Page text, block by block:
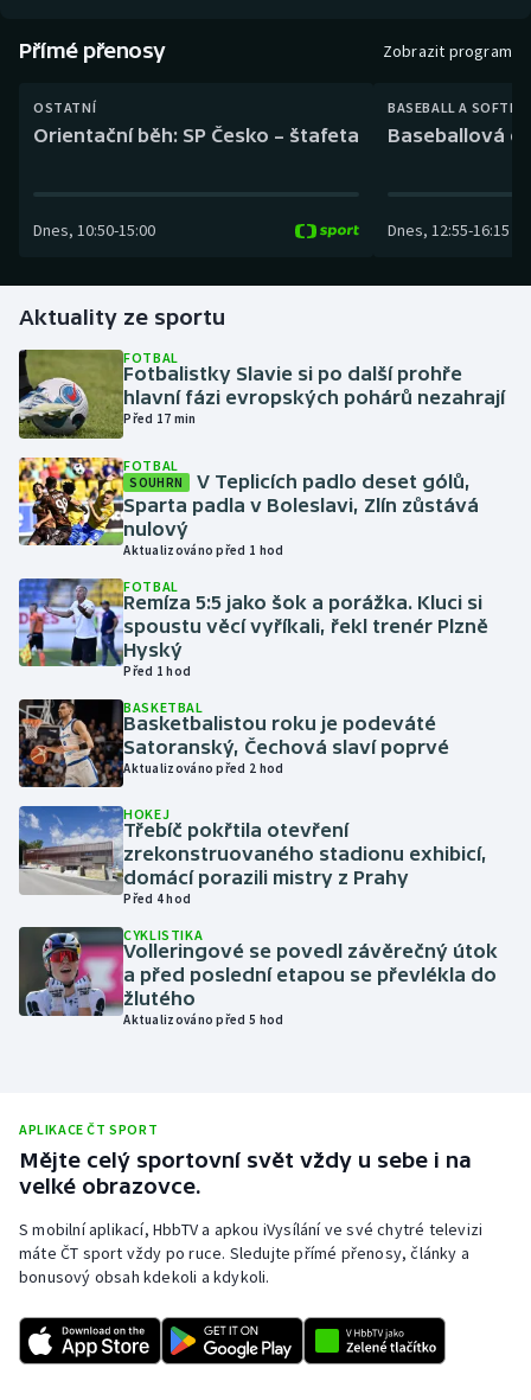
Box
Curling
Golf
Gymnastika
Házená
Jezdectví
Judo
Krasobruslení
Lezení
Lyže a snowboard
Moderní pětiboj
Motorsport
Olympijské hry
Parasport
Plavání
Ragby
Rychlobruslení
Rychlostní kanoistika
Short track
Sportovní střelba
Přímé přenosy Zobrazit program
OSTATNÍ
Orientační běh: SP Česko – štafeta
Dnes, 10:50-15:00
BASEBALL A
Baseballová
Dnes, 12:55-16:15
Aktuality ze sportu
FOTBAL
Fotbalistky Slavie si po další prohře
hlavní fázi evropských pohárů nezahrají
Před 17 min
FOTBAL
SOUHRN
V Teplicích padlo deset gólů,
Sparta padla v Boleslavi, Zlín zůstává
nulový
Aktualizováno před 1 hod
FOTBAL
Remíza 5:5 jako šok a porážka. Kluci si
spoustu věcí vyříkali, řekl trenér Plzně
Hyský
Před 1 hod
BASKETBAL
Basketbalistou roku je podeváté
Satoranský, Čechová slaví poprvé
Aktualizováno před 2 hod
HOKEJ
Třebíč pokřtila otevření
zrekonstruovaného stadionu exhibicí,
domácí porazili mistry z Prahy
Před 4 hod
CYKLISTIKA
Volleringové se povedl závěrečný útok
a před poslední etapou se převlékla do
žlutého
Aktualizováno před 5 hod
APLIKACE ČT SPORT
Mějte celý sportovní svět vždy u sebe i na
velké obrazovce.
S mobilní aplikací, HbbTV a apkou iVysílání ve své chytré televizi
máte ČT sport vždy po ruce. Sledujte přímé přenosy, články a
bonusový obsah kdekoli a kdykoli.